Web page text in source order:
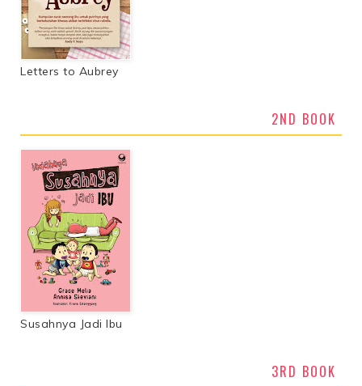
Letters to Aubrey
2ND BOOK
Susahnya Jadi Ibu
3RD BOOK